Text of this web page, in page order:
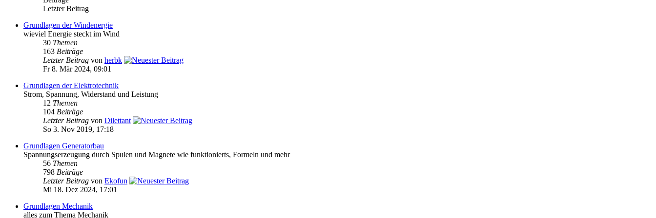
Letzter Beitrag
Grundlagen der Windenergie
wieviel Energie steckt im Wind
30 Themen
163 Beiträge
Letzter Beitrag von herbk
Fr 8. Mär 2024, 09:01
Grundlagen der Elektrotechnik
Strom, Spannung, Widerstand und Leistung
12 Themen
104 Beiträge
Letzter Beitrag von Dilettant
So 3. Nov 2019, 17:18
Grundlagen Generatorbau
Spannungserzeugung durch Spulen und Magnete wie funktionierts, Formeln und mehr
56 Themen
798 Beiträge
Letzter Beitrag von Ekofun
Mi 18. Dez 2024, 17:01
Grundlagen Mechanik
alles zum Thema Mechanik